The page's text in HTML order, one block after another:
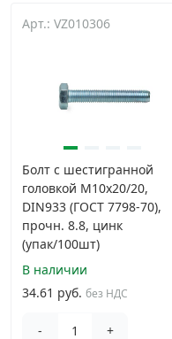
Арт.: VZ010306
Болт с шестигранной
головкой М10х20/20,
DIN933 (ГОСТ 7798-70),
прочн. 8.8, цинк
(упак/100шт)
В наличии
34.61 руб. без НДС
- +